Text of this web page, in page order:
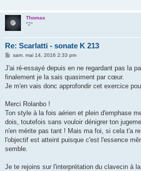
Thomas
*2*
Re: Scarlatti - sonate K 213
M
s
a
g
sam. mai 14, 2016 2:33 pm
J'ai ré-essayé depuis en ne regardant pas la
finalement je la sais quasiment par cœur.
Je m'en vais donc approfondir cet exercice
Merci Rolanbo !
Ton style à la fois aérien et plein d'emphase
dois, toutefois sans vouloir dénigrer ton
n'en mérite pas tant ! Mais ma foi, si cela t'a
l'objectif est atteint puisque c'est l'essence
semble.
Je te rejoins sur l'interprétation du clavecin à